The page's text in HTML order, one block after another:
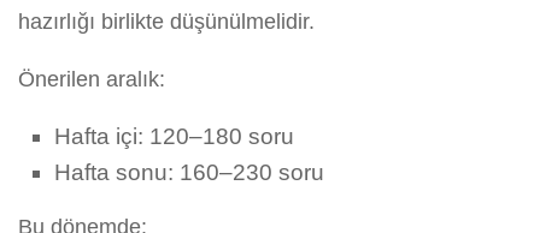
hazırlığı birlikte düşünülmelidir.
Önerilen aralık:
Hafta içi: 120–180 soru
Hafta sonu: 160–230 soru
Bu dönemde: